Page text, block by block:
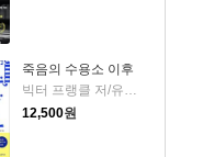
죽음의 수용소 이후
빅터 프랭클 저/유영미 역
12,500원